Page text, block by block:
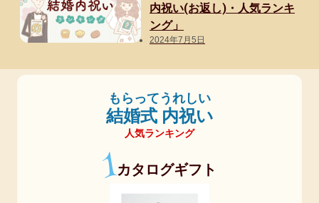
内祝い(お返し)・人気ランキ
ング」
2024年7月5日
もらってうれしい
結婚式 内祝い
人気ランキング
1カタログギフト